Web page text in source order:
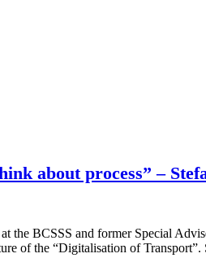
about process” –
the BCSSS and former Special
of the “Digitalisation of